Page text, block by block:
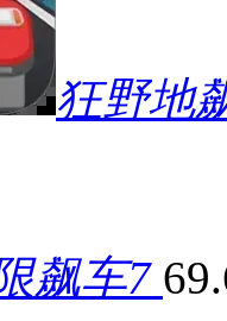
狂野地
飙车7